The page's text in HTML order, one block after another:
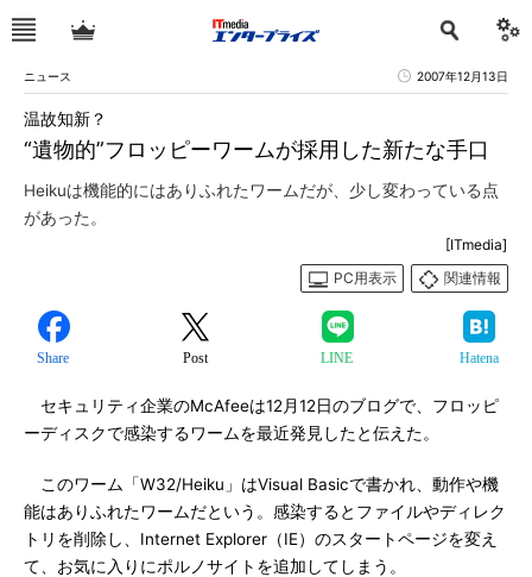
ニュース 2007年12月13日
“遺物的”フロッピーワームが採用した新たな手口
温故知新？
Heikuは機能的にはありふれたワームだが、少し変わっている点
があった。
[ITmedia]
PC用表示
関連情報
Share Post LINE Hatena
セキュリティ企業のMcAfeeは12月12日のブログで、フロッピ
ーディスクで感染するワームを最近発見したと伝えた。
このワーム「W32/Heiku」はVisual Basicで書かれ、動作や機
能はありふれたワームだという。感染するとファイルやディレク
トリを削除し、Internet Explorer（IE）のスタートページを変え
て、お気に入りにポルノサイトを追加してしまう。